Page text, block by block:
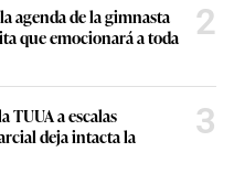
agenda de la gimnasta
que emocionará a toda
2
TUUA a escalas
deja intacta la
3